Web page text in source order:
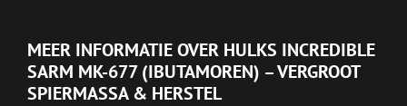
MEER INFORMATIE OVER HULKS INCREDIBLE
SARM MK-677 (IBUTAMOREN) – VERGROOT
SPIERMASSA & HERSTEL